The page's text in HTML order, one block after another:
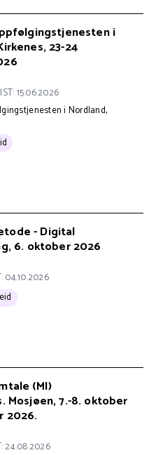
i
23-24
15.06.2026
i Nordland,
- Digital
6. oktober 2026
04.10.2026
(MI)
Mosjøen, 7.-8. oktober
2026.
24.08.2026